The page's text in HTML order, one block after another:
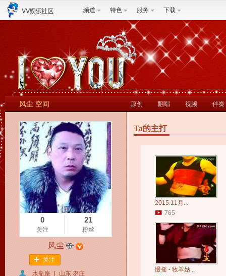
频道 特色 服务 下载
风尘 空间 原创 翻唱 视频 伴奏
0
关注
21
粉丝
风尘
关注
水瓶座
山东 枣庄
Ta的主打
2015.11月...
765
慢摇 - 牧羊姑...